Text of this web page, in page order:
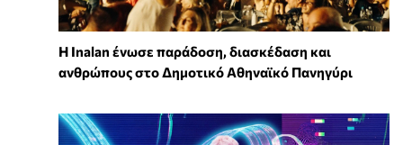
Η Inalan ένωσε παράδοση, διασκέδαση και
ανθρώπους στο Δημοτικό Αθηναϊκό Πανηγύρι